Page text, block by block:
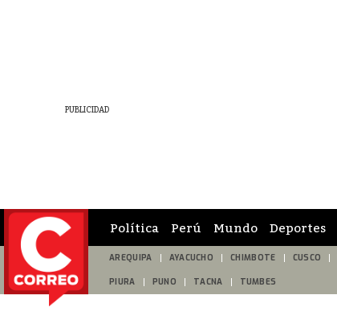
Política Perú Mundo Deportes
AREQUIPA AYACUCHO CHIMBOTE CUSCO
PIURA PUNO TACNA TUMBES